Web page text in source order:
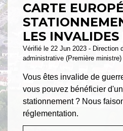
CARTE
LES INVALIDES
Vérifié le 22 Jun 2023 - Direction
administrative (Première ministre)
Vous êtes invalide de
vous pouvez bénéficier
stationnement ? Nous
réglementation.